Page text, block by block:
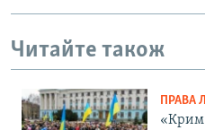
Читайте також
ПРАВА
«Крим